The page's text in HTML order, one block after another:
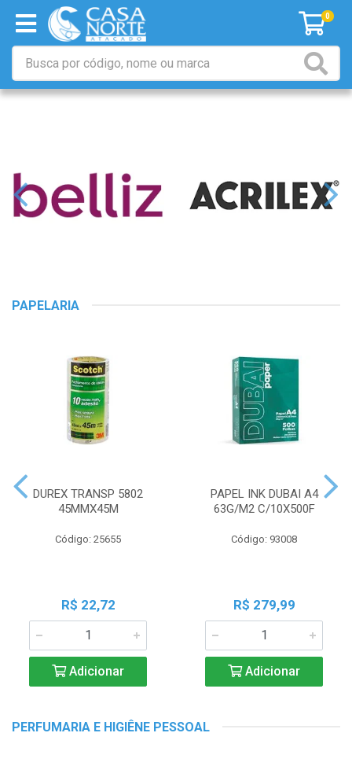
0
PAPELARIA
DUREX TRANSP 5802
45MMX45M
Código: 25655
R$ 22,72
Adicionar
PAPEL INK DUBAI A4
63G/M2 C/10X500F
Código: 93008
R$ 279,99
Adicionar
PERFUMARIA E HIGIÊNE PESSOAL